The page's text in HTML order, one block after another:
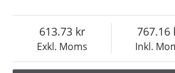
Exkl. Moms
613.73
Inkl.
767.16